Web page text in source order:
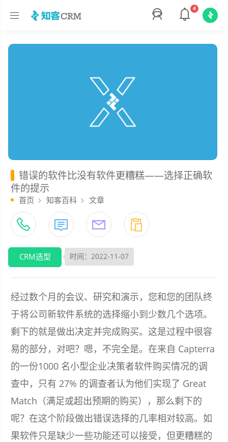
4
错误的软件比没有软件更糟糕——选择正确软
件的提示
首页 知客百科 文章
CRM选型 时间：2022-11-07
经过数个月的会议、研究和演示，您和您的团队终
于将公司新软件系统的选择缩小到少数几个选项。
剩下的就是做出决定并完成购买。这是过程中很容
易的部分，对吧？嗯，不完全是。在来自 Capterra
的一份1000 名小型企业决策者软件购买情况的调
查中，只有 27% 的调查者认为他们实现了 Great
Match（满足或超出预期的购买），那么剩下的
呢？在这个阶段做出错误选择的几率相对较高。如
果软件只是缺少一些功能还可以接受，但更糟糕的